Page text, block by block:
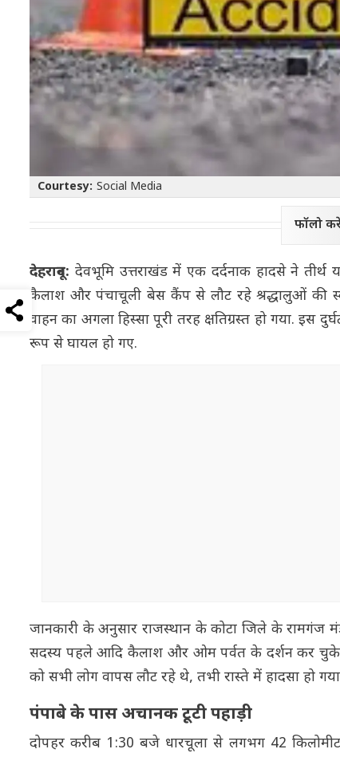
Courtesy: Social Media
फॉलो
देहरादून: देवभूमि उत्तराखंड में एक दर्दनाक हादसे ने तीर्थ
कैलाश और पंचाचूली बेस कैंप से लौट रहे श्रद्धालुओं की
वाहन का अगला हिस्सा पूरी तरह क्षतिग्रस्त हो गया.
रूप से घायल हो गए.
जानकारी के अनुसार राजस्थान के कोटा जिले के रामगंज
सदस्य पहले आदि कैलाश और ओम पर्वत के दर्शन कर चुके थे.
को सभी लोग वापस लौट रहे थे, तभी रास्ते में हादसा हो
पंपाबे के पास अचानक टूटी पहाड़ी
दोपहर करीब 1:30 बजे धारचूला से लगभग 42